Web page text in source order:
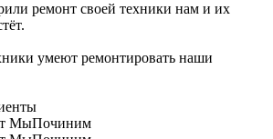
ремонт своей техники нам и их
умеют ремонтировать наши